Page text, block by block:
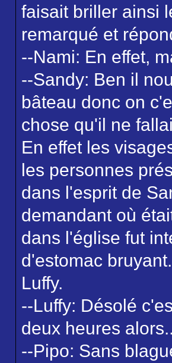
faisait briller ainsi
remarqué et
--Nami: En effet,
--Sandy: Ben il
bâteau donc on
chose qu'il ne
En effet les
les personnes
dans l'esprit de
demandant où
dans l'église fut
d'estomac
Luffy.
--Luffy: Désolé
deux heures
--Pipo: Sans